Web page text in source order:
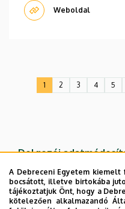
Weboldal
Jelenlegi
1
Oldal
2
Oldal
3
Oldal
4 5
Dolgozói
telefonkönyvében|
DE telefonkönyvében
A Debreceni Egyetem
bocsátott, illetve birtokába
tájékoztatjuk Önt, hogy a
kötelezően alkalmazandó